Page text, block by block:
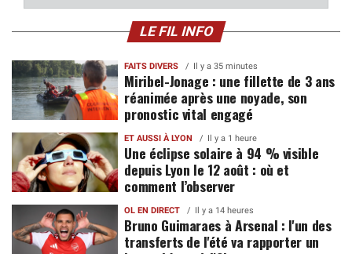
LE FIL INFO
FAITS DIVERS Il y a 35 minutes
Miribel-Jonage : une fillette de 3 ans
réanimée après une noyade, son
pronostic vital engagé
ET AUSSI À LYON Il y a 1 heure
Une éclipse solaire à 94 % visible
depuis Lyon le 12 août : où et
comment l’observer
OL EN DIRECT Il y a 14 heures
Bruno Guimaraes à Arsenal : l'un des
transferts de l'été va rapporter un